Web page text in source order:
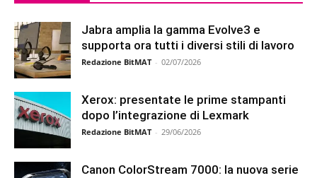
Jabra amplia la gamma Evolve3 e
supporta ora tutti i diversi stili di lavoro
Redazione BitMAT - 02/07/2026
Xerox: presentate le prime stampanti
dopo l’integrazione di Lexmark
Redazione BitMAT - 29/06/2026
Canon ColorStream 7000: la nuova serie